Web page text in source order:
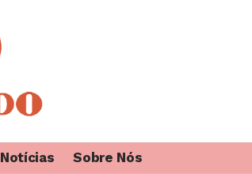
Notícias Sobre Nós